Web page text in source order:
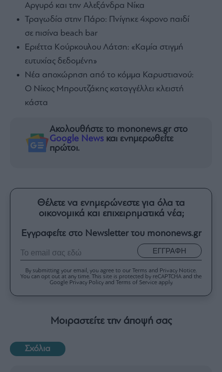
Αργυρό και την Αλεξάνδρα Νίκα
Τραγωδία στην Πάρο: Πνίγηκε 4χρονο παιδί
σε πισίνα beach bar
Εριέττα Κούρκουλου Λάτση: «Καμία στιγμή
ευτυχίας δεδομένη»
Νέα αποχώρηση από το κόμμα Καρυστιανού:
Ο Νίκος Μπρουτζάκης καταγγέλλει κλειστή
κάστα
Ακολουθήστε το mononews.gr στο
Google News και ενημερωθείτε
πρώτοι.
Θέλετε να ενημερώνεστε για όλα τα
οικονομικά και επιχειρηματικά νέα;
Εγγραφείτε στο Newsletter του mononews.gr
ΕΓΓΡΑΦΗ
By submitting your email, you agree to our Terms and Privacy Notice.
You can opt out at any time. This site is protected by reCAPTCHA and the
Google Privacy Policy and Terms of Service apply.
Μοιραστείτε την άποψή σας
Σχόλια